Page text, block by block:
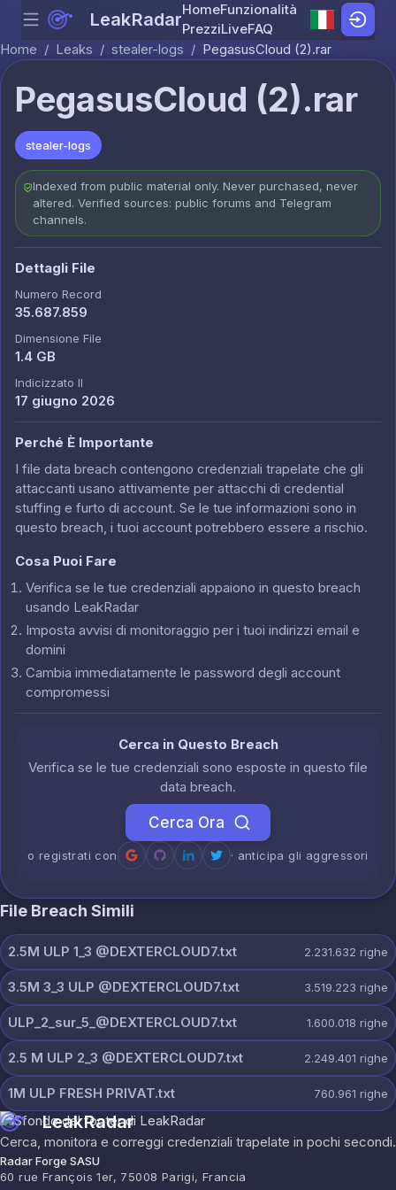
Skip to content
Menu LeakRadarHomeFunzionalità
PrezziLiveFAQ
Home / Leaks / stealer-logs / PegasusCloud (2).rar
PegasusCloud (2).rar
stealer-logs
Indexed from public material only. Never purchased, never
altered. Verified sources: public forums and Telegram
channels.
Dettagli File
Numero Record
35.687.859
Dimensione File
1.4 GB
Indicizzato Il
17 giugno 2026
Perché È Importante
I file data breach contengono credenziali trapelate che gli
attaccanti usano attivamente per attacchi di credential
stuffing e furto di account. Se le tue informazioni sono in
questo breach, i tuoi account potrebbero essere a rischio.
Cosa Puoi Fare
Verifica se le tue credenziali appaiono in questo breach
usando LeakRadar
Imposta avvisi di monitoraggio per i tuoi indirizzi email e
domini
Cambia immediatamente le password degli account
compromessi
Cerca in Questo Breach
Verifica se le tue credenziali sono esposte in questo file
data breach.
Cerca Ora
o registrati con · anticipa gli aggressori
File Breach Simili
2.5M ULP 1_3 @DEXTERCLOUD7.txt 2.231.632 righe
3.5M 3_3 ULP @DEXTERCLOUD7.txt 3.519.223 righe
ULP_2_sur_5_@DEXTERCLOUD7.txt 1.600.018 righe
2.5 M ULP 2_3 @DEXTERCLOUD7.txt 2.249.401 righe
1M ULP FRESH PRIVAT.txt 760.961 righe
LeakRadar
Cerca, monitora e correggi credenziali trapelate in pochi secondi.
Radar Forge SASU
60 rue François 1er, 75008 Parigi, Francia